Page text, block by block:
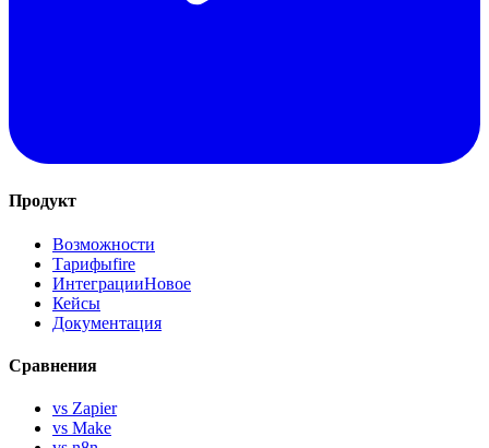
Продукт
Возможности
Тарифыfire
ИнтеграцииНовое
Кейсы
Документация
Сравнения
vs Zapier
vs Make